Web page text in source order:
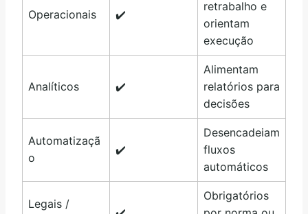
Operacionais ✔️
retrabalho e
orientam
execução
Analíticos ✔️
Alimentam
relatórios para
decisões
Automatizaçã
o
✔️
Desencadeiam
fluxos
automáticos
Legais /
Obrigatórios